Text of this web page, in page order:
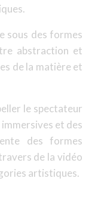
sous des formes
abstraction et
de la matière et
le spectateur
et des
des formes
de la vidéo
artistiques.